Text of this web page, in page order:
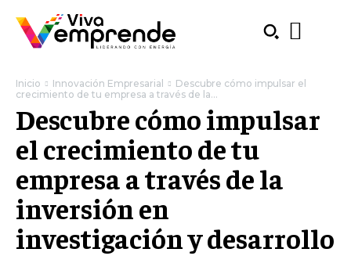
Inicio Innovación Empresarial
Descubre cómo impulsar el
crecimiento de tu empresa a través de la...
Descubre cómo impulsar
el crecimiento de tu
empresa a través de la
inversión en
investigación y desarrollo